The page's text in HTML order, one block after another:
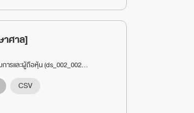
ศาล]
ารและผู้ถือหุ้น (ds_002_002...
CSV